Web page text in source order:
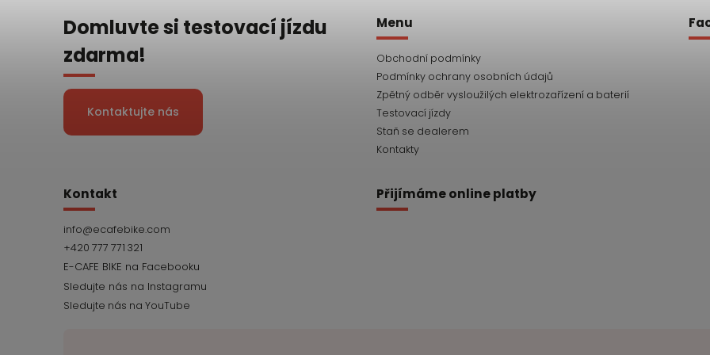
Domluvte si testovací jízdu
zdarma!
Kontaktujte nás
Menu
Obchodní podmínky
Podmínky ochrany osobních údajů
Zpětný odběr vysloužilých elektrozařízení a baterií
Testovací jízdy
Staň se dealerem
Kontakty
Kontakt
info@ecafebike.com
+420 777 771 321
Sledujte nás na YouTube
Přijímáme online platby